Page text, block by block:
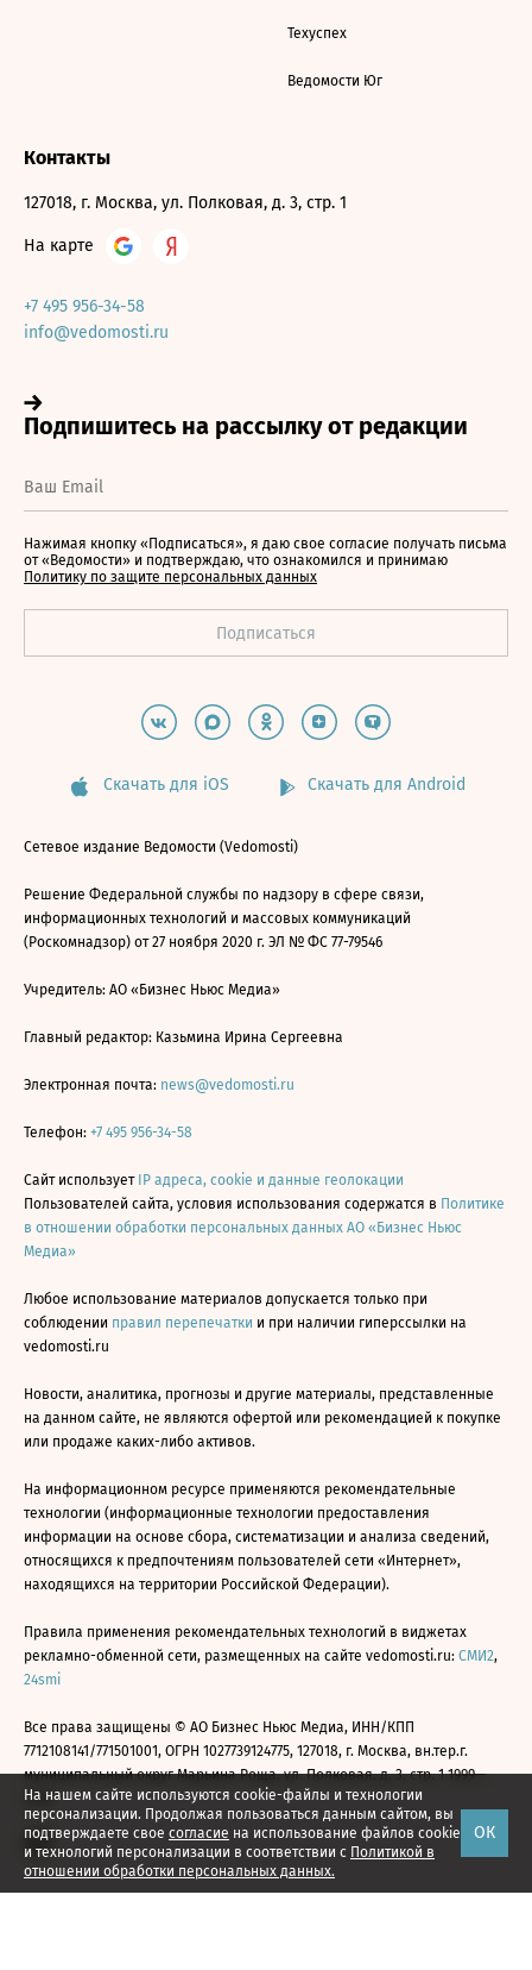
На нашем сайте используются cookie-файлы и технологии
персонализации. Продолжая пользоваться данным сайтом, вы
подтверждаете свое согласие на использование файлов cookie
и технологий персонализации в соответствии с Политикой в
отношении обработки персональных данных.
ОК
Техуспех
Ведомости Юг
Контакты
127018, г. Москва, ул. Полковая, д. 3, стр. 1
На карте
+7 495 956-34-58
info@vedomosti.ru
Нажимая кнопку «Подписаться», я даю свое согласие получать письма
от «Ведомости» и подтверждаю, что ознакомился и принимаю
Политику по защите персональных данных
Скачать для iOS Скачать для Android
Сетевое издание Ведомости (Vedomosti)
Решение Федеральной службы по надзору в сфере связи,
информационных технологий и массовых коммуникаций
(Роскомнадзор) от 27 ноября 2020 г. ЭЛ № ФС 77-79546
Учредитель: АО «Бизнес Ньюс Медиа»
Главный редактор: Казьмина Ирина Сергеевна
Электронная почта: news@vedomosti.ru
Телефон: +7 495 956-34-58
Сайт использует IP адреса, cookie и данные геолокации
Пользователей сайта, условия использования содержатся в Политике
в отношении обработки персональных данных АО «Бизнес Ньюс
Медиа»
Любое использование материалов допускается только при
соблюдении правил перепечатки и при наличии гиперссылки на
vedomosti.ru
Новости, аналитика, прогнозы и другие материалы, представленные
на данном сайте, не являются офертой или рекомендацией к покупке
или продаже каких-либо активов.
На информационном ресурсе применяются рекомендательные
технологии (информационные технологии предоставления
информации на основе сбора, систематизации и анализа сведений,
относящихся к предпочтениям пользователей сети «Интернет»,
находящихся на территории Российской Федерации).
Правила применения рекомендательных технологий в виджетах
рекламно-обменной сети, размещенных на сайте vedomosti.ru: СМИ2,
24smi
Все права защищены © АО Бизнес Ньюс Медиа, ИНН/КПП
7712108141/771501001, ОГРН 1027739124775, 127018, г. Москва, вн.тер.г.
муниципальный округ Марьина Роща, ул. Полковая, д. 3, стр. 1 1999—
2026